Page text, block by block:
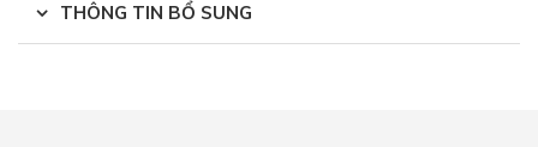
THÔNG TIN BỔ SUNG